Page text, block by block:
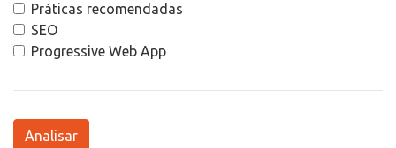
Práticas recomendadas
SEO
Progressive Web App
Analisar